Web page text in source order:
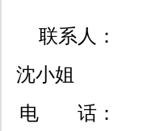
联系人：
沈小姐
电 话：